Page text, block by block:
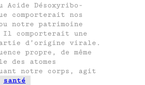
Acide Désoxyribo-
comporterait nos
notre patrimoine
Il comporterait une
d’origine virale.
propre, de même
des atomes
notre corps, agit
santé